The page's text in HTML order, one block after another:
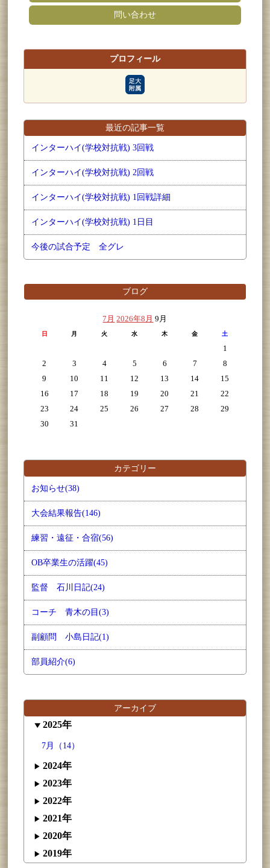
問い合わせ
プロフィール
最近の記事一覧
インターハイ(学校対抗戦) 3回戦
インターハイ(学校対抗戦) 2回戦
インターハイ(学校対抗戦) 1回戦詳細
インターハイ(学校対抗戦) 1日目
今後の試合予定 全グレ
ブログ
7月 2026年8月 9月
日 月 火 水 木 金 土
1
2
3 4 5 6 7
8
9
10 11 12 13 14
15
16
17 18 19 20 21
22
23
24 25 26 27 28
29
30
31
カテゴリー
お知らせ(38)
大会結果報告(146)
練習・遠征・合宿(56)
OB卒業生の活躍(45)
監督 石川日記(24)
コーチ 青木の目(3)
副顧問 小島日記(1)
部員紹介(6)
アーカイブ
2025年
7月（14）
2024年
2023年
2022年
2021年
2020年
2019年